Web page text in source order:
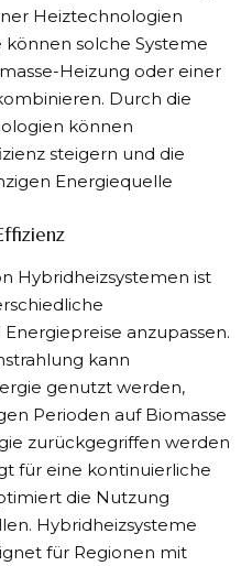
Heiztechnologien
solche Systeme
Heizung oder einer
Durch die
können
steigern und die
Energiequelle
Hybridheizsystemen ist
anzupassen.
kann
genutzt werden,
Perioden auf Biomasse
zurückgegriffen werden
für eine kontinuierliche
die Nutzung
Hybridheizsysteme
für Regionen mit